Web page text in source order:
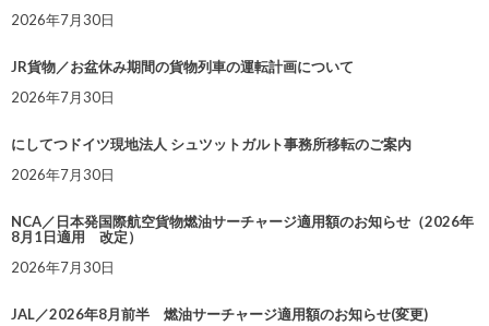
2026年7月30日
JR貨物／お盆休み期間の貨物列車の運転計画について
2026年7月30日
にしてつドイツ現地法人 シュツットガルト事務所移転のご案内
2026年7月30日
NCA／日本発国際航空貨物燃油サーチャージ適用額のお知らせ（2026年
8月1日適用 改定）
2026年7月30日
JAL／2026年8月前半 燃油サーチャージ適用額のお知らせ(変更)